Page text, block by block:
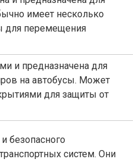
имеет несколько
для перемещения
и предназначена для
на автобусы. Может
для защиты от
безопасного
систем. Они